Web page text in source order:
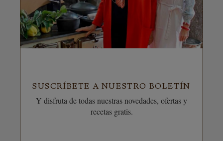
SUSCRÍBETE A NUESTRO BOLETÍN
Y disfruta de todas nuestras novedades, ofertas y
recetas gratis.